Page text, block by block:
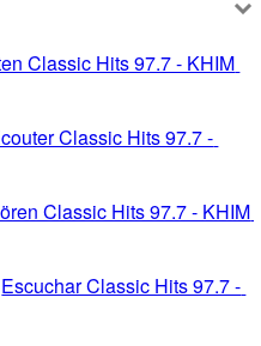
Classic Hits 97.7 - KHIM
Classic Hits 97.7 -
Classic Hits 97.7 - KHIM
Escuchar Classic Hits 97.7 -